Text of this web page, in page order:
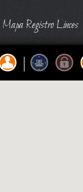
Mapa Registro Linces